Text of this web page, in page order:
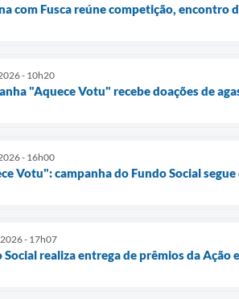
com Fusca reúne competição, encontro
- 10h20
"Aquece Votu" recebe doações de
- 16h00
Votu": campanha do Fundo Social
- 17h07
Social realiza entrega de prêmios da Ação